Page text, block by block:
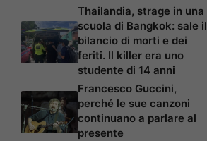
Thailandia, strage in una
scuola di Bangkok: sale il
bilancio di morti e dei
feriti. Il killer era uno
studente di 14 anni
Francesco Guccini,
perché le sue canzoni
continuano a parlare al
presente